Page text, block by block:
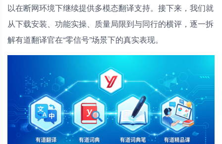
以在断网环境下继续提供多模态翻译支持。接下来，我们就
从下载安装、功能实操、质量局限到与同行的横评，逐一拆
解有道翻译官在“零信号”场景下的真实表现。